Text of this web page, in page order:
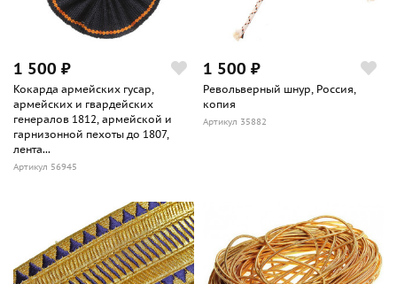
1 500 ₽
Кокарда армейских гусар,
армейских и гвардейских
генералов 1812, армейской и
гарнизонной пехоты до 1807,
лента...
Артикул 56945
1 500 ₽
Револьверный шнур, Россия,
копия
Артикул 35882